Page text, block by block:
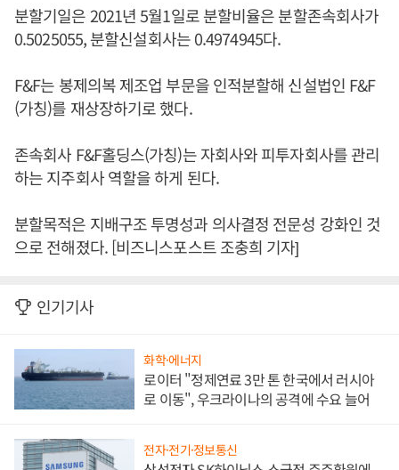
분할기일은 2021년 5월1일로 분할비율은 분할존속회사가
0.5025055, 분할신설회사는 0.4974945다.
F&F는 봉제의복 제조업 부문을 인적분할해 신설법인 F&F
(가칭)를 재상장하기로 했다.
존속회사 F&F홀딩스(가칭)는 자회사와 피투자회사를 관리
하는 지주회사 역할을 하게 된다.
분할목적은 지배구조 투명성과 의사결정 전문성 강화인 것
으로 전해졌다. [비즈니스포스트 조충희 기자]
인기기사
화학·에너지
로이터 "정제연료 3만 톤 한국에서 러시아
로 이동", 우크라이나의 공격에 수요 늘어
전자·전기·정보통신